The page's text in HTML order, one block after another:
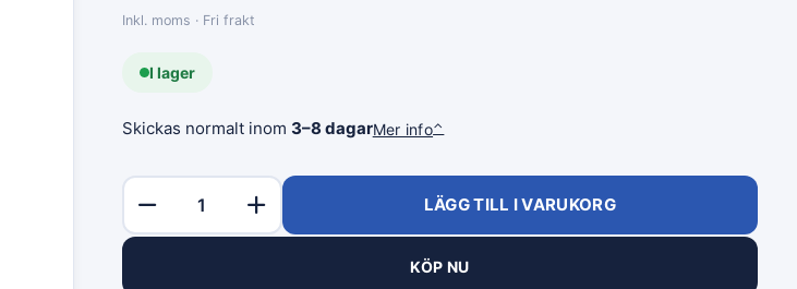
Inkl. moms · Fri frakt
I lager
Skickas normalt inom 3–8 dagarMer info⌃
LÄGG TILL I VARUKORG
KÖP NU